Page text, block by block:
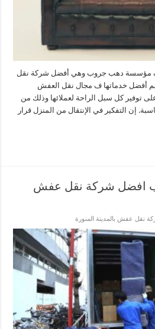
دهب جروب وهي أفضل شركة نقل
أفضل خدماتها ف مجال نقل العفش
توفير كل سبل الراحة لعملائها وذلك من
إن التفكير في الإنتقال من المنزل قرار
افضل شركة نقل عفش
نقل عفش بالمدينة المنورة